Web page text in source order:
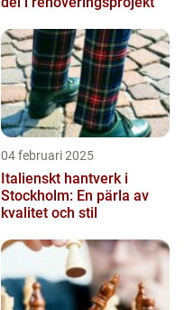
04 februari 2025
Italienskt hantverk i
Stockholm: En pärla av
kvalitet och stil